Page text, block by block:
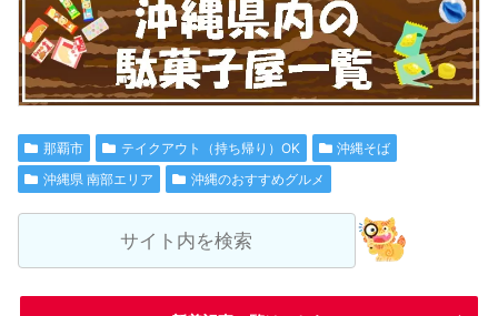
那覇市 テイクアウト（持ち帰り）OK
沖縄そば
沖縄県 南部エリア
沖縄のおすすめグルメ